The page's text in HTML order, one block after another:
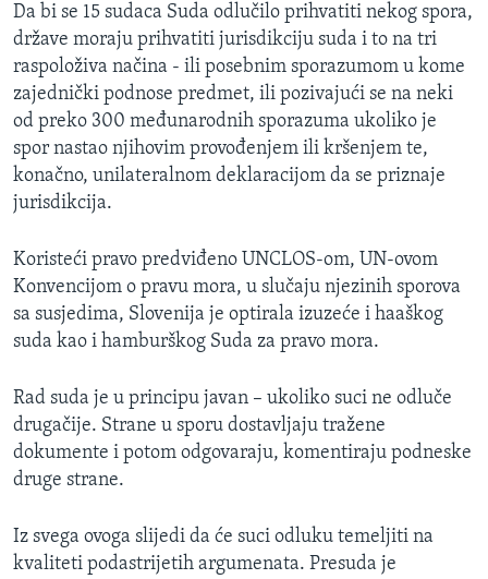
Da bi se 15 sudaca Suda odlučilo prihvatiti nekog spora,
države moraju prihvatiti jurisdikciju suda i to na tri
raspoloživa načina - ili posebnim sporazumom u kome
zajednički podnose predmet, ili pozivajući se na neki
od preko 300 međunarodnih sporazuma ukoliko je
spor nastao njihovim provođenjem ili kršenjem te,
konačno, unilateralnom deklaracijom da se priznaje
jurisdikcija.
Koristeći pravo predviđeno UNCLOS-om, UN-ovom
Konvencijom o pravu mora, u slučaju njezinih sporova
sa susjedima, Slovenija je optirala izuzeće i haaškog
suda kao i hamburškog Suda za pravo mora.
Rad suda je u principu javan – ukoliko suci ne odluče
drugačije. Strane u sporu dostavljaju tražene
dokumente i potom odgovaraju, komentiraju podneske
druge strane.
Iz svega ovoga slijedi da će suci odluku temeljiti na
kvaliteti podastrijetih argumenata. Presuda je